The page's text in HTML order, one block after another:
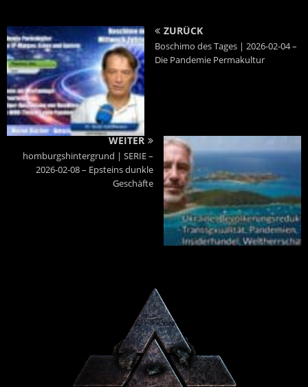
ZURÜCK
Boschimo des Tages | 2026-02-04 –
Die Pandemie Permakultur
WEITER
homburgshintergrund | SERIE –
2026-02-08 – Epsteins dunkle
Geschäfte
Powered By :